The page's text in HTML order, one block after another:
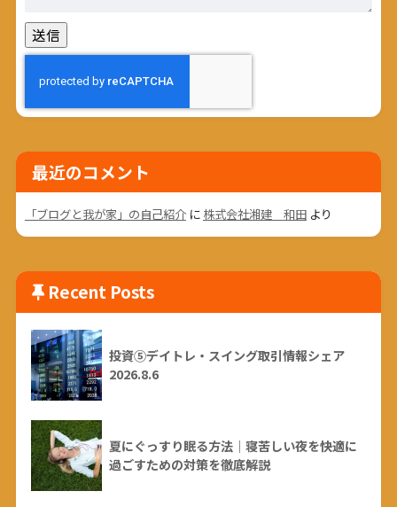
最近のコメント
「ブログと我が家」の自己紹介に 株式会社湘建 和田より
Recent Posts
投資⑤デイトレ・スイング取引情報シェア
2026.8.6
夏にぐっすり眠る方法｜寝苦しい夜を快適に
過ごすための対策を徹底解説